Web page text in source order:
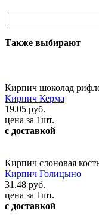
Также выбирают
Кирпич шоколад
Кирпич Керма
19.05 руб.
цена за 1шт.
с доставкой
Кирпич слоновая
Кирпич Голицыно
31.48 руб.
цена за 1шт.
с доставкой